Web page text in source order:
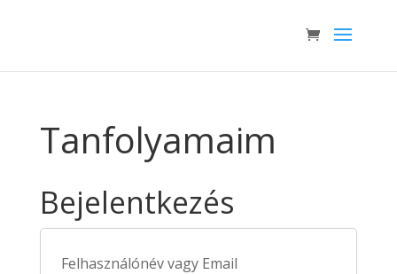
Tanfolyamaim
Bejelentkezés
Felhasználónév vagy Email